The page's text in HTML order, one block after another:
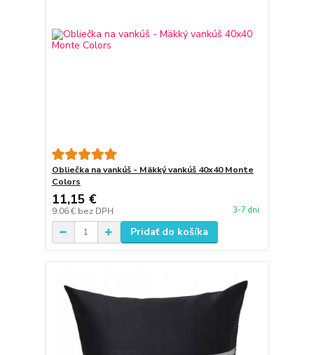
Obliečka na vankúš - Mäkký vankúš 40x40 Monte
Colors
11,15 €
9,06 € bez DPH 3-7 dni
Pridať do košíka